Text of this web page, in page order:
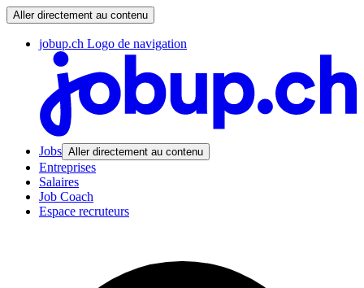
Aller directement au contenu
jobup.ch Logo de navigation
Jobs Aller directement au contenu
Entreprises
Salaires
Job Coach
Espace recruteurs